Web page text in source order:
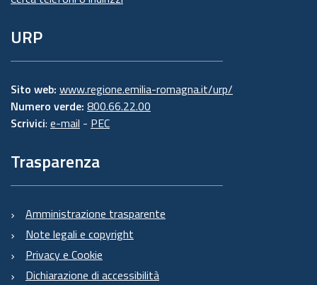
URP
Sito web: www.regione.emilia-romagna.it/urp/
Numero verde: 800.66.22.00
Scrivici: e-mail - PEC
Trasparenza
Amministrazione trasparente
Note legali e copyright
Privacy e Cookie
Dichiarazione di accessibilità